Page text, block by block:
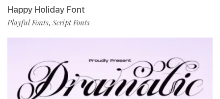
Happy Holiday Font
Playful Fonts, Script Fonts